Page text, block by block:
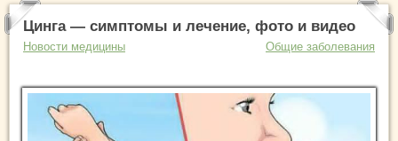
Цинга — симптомы и лечение, фото и видео
Новости медицины Общие заболевания